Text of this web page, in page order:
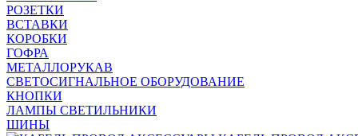
РОЗЕТКИ
ВСТАВКИ
КОРОБКИ
ГОФРА
МЕТАЛЛОРУКАВ
СВЕТОСИГНАЛЬНОЕ ОБОРУДОВАНИЕ
КНОПКИ
ЛАМПЫ СВЕТИЛЬНИКИ
ШИНЫ